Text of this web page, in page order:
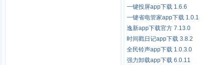
一键投屏app下载 1.6.6
一键省电管家app下载 1.0.1
逸新app下载官方 7.13.0
时间戳日记app下载 3.8.2
全民铃声app下载 1.0.3.0
强力卸载app下载 6.0.11